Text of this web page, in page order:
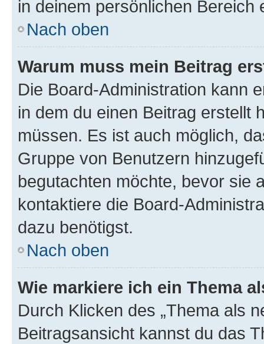
in deinem persönlichen Bereich
Nach oben
Warum muss mein Beitrag
Die Board-Administration kann
in dem du einen Beitrag erstellt
müssen. Es ist auch möglich,
Gruppe von Benutzern
begutachten möchte, bevor sie
kontaktiere die Board-
dazu benötigst.
Nach oben
Wie markiere ich ein Thema
Durch Klicken des „Thema als
Beitragsansicht kannst du das